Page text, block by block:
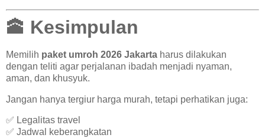
🕋 Kesimpulan
Memilih paket umroh 2026 Jakarta harus dilakukan
dengan teliti agar perjalanan ibadah menjadi nyaman,
aman, dan khusyuk.
Jangan hanya tergiur harga murah, tetapi perhatikan juga:
✅ Legalitas travel
✅ Jadwal keberangkatan